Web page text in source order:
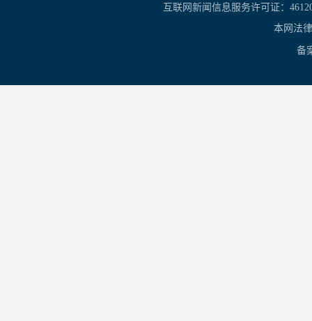
互联网新闻信息服务许可证：
本网法
备